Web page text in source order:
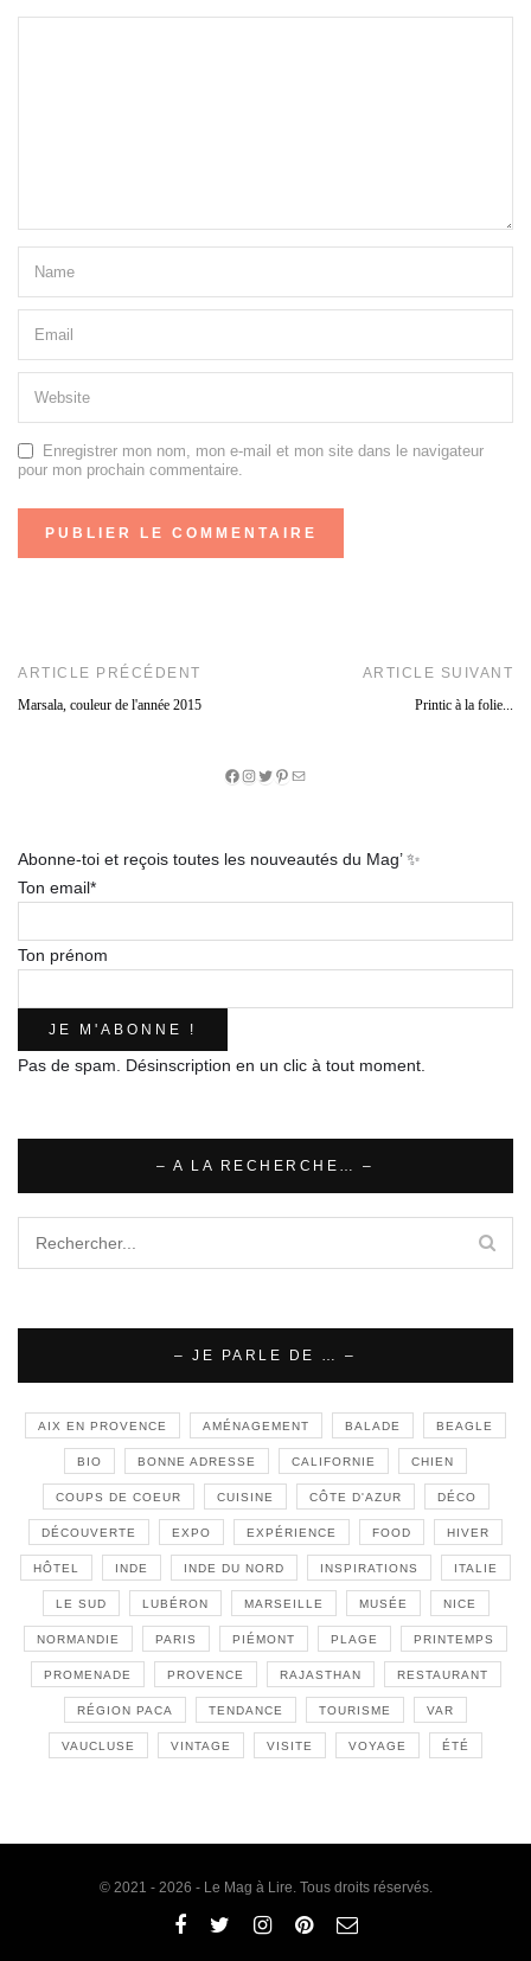
Enregistrer mon nom, mon e-mail et mon site dans le navigateur
pour mon prochain commentaire.
ARTICLE PRÉCÉDENT
Marsala, couleur de l'année 2015
ARTICLE SUIVANT
Printic à la folie...
Facebook
Instagram
Twitter
Pinterest
E-
Abonne-toi et reçois toutes les nouveautés du Mag’ ✨
Ton email*
Ton prénom
Pas de spam. Désinscription en un clic à tout moment.
– A LA RECHERCHE… –
– JE PARLE DE … –
AIX EN PROVENCE AMÉNAGEMENT BALADE BEAGLE
BIO BONNE ADRESSE CALIFORNIE CHIEN
COUPS DE COEUR CUISINE CÔTE D'AZUR DÉCO
DÉCOUVERTE EXPO EXPÉRIENCE FOOD HIVER
HÔTEL INDE INDE DU NORD INSPIRATIONS ITALIE
LE SUD LUBÉRON MARSEILLE MUSÉE NICE
NORMANDIE PARIS PIÉMONT PLAGE PRINTEMPS
PROMENADE PROVENCE RAJASTHAN RESTAURANT
RÉGION PACA TENDANCE TOURISME VAR
VAUCLUSE VINTAGE VISITE VOYAGE ÉTÉ
© 2021 - 2026 - Le Mag à Lire. Tous droits réservés.